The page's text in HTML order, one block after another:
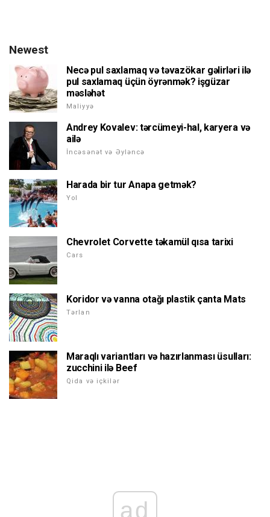
Newest
Necə pul saxlamaq və təvazökar gəlirləri ilə
pul saxlamaq üçün öyrənmək? işgüzar
məsləhət
Maliyyə
Andrey Kovalev: tərcümeyi-hal, karyera və
ailə
İncəsənət və Əyləncə
Harada bir tur Anapa getmək?
Yol
Chevrolet Corvette təkamül qısa tarixi
Cars
Koridor və vanna otağı plastik çanta Mats
Tərlan
Maraqlı variantları və hazırlanması üsulları:
zucchini ilə Beef
Qida və içkilər
ad